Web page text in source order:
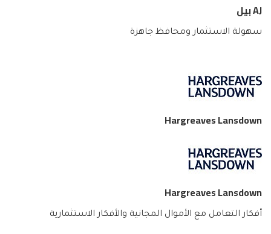
AJ بيل
سهولة الاستثمار ومحافظ جاهزة
Hargreaves Lansdown
Hargreaves Lansdown
أفكار التعامل مع الأموال المجانية والأفكار الاستثمارية